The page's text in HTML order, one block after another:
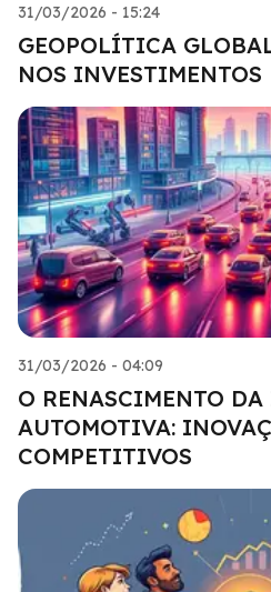
31/03/2026 - 15:24
GEOPOLÍTICA
NOS INVESTIMENTOS
31/03/2026 - 04:09
O RENASCIMENTO
AUTOMOTIVA:
COMPETITIVOS